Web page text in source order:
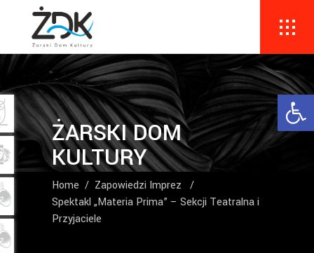
ŻARSKI DOM
KULTURY
Home / Zapowiedzi Imprez
/
Spektakl „Materia Prima” – Sekcji Teatralna i
Przyjaciele